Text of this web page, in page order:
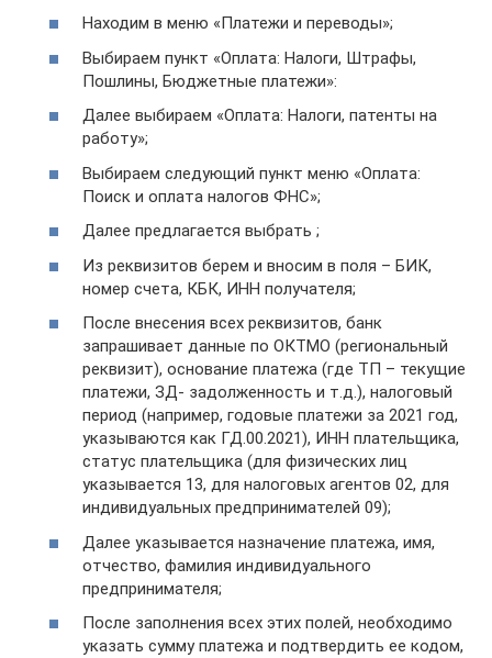
Находим в меню «Платежи и переводы»;
Выбираем пункт «Оплата: Налоги, Штрафы,
Пошлины, Бюд​ж​е​т​ные платежи»:
Далее выбираем «Оплата: Налоги, патенты на
работу»;
Выбираем следующий пункт меню «Оплата:
Поиск и оплата налогов ФНС»;
Далее предлагается выбрать ;
Из реквизитов берем и вносим в поля – БИК,
номер счета, КБК, ИНН получателя;
После внесения всех реквизитов, банк
запрашивает данные по ОКТМО (региональный
реквизит), основание платежа (где ТП – текущие
платежи, ЗД- задолженность и т.д.), налоговый
период (например, годовые платежи за 2021 год,
указываются как ГД.00.2021), ИНН плательщика,
статус плательщика (для физических лиц
указывается 13, для налоговых агентов 02, для
индивидуальных предпринимателей 09);
Далее указывается назначение платежа, имя,
отчество, фамилия индивидуального
предпринимателя;
После заполнения всех этих полей, необходимо
указать сумму платежа и подтвердить ее кодом,